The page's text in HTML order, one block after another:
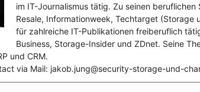
im IT-Journalismus tätig. Zu seinen
Resale, Informationweek, Techtarget (Storage
für zahlreiche IT-Publikationen freiberuflich
Business, Storage-Insider und ZDnet. Seine
und CRM.
via Mail: jakob.jung@security-storage-und-